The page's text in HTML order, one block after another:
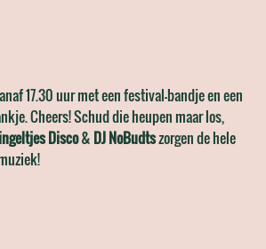
17.30 uur met een festival-bandje en een
Cheers! Schud die heupen maar los,
Disco& DJ NoBudtszorgen de hele